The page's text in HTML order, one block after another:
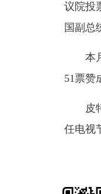
议院投
国副总
本月
51票赞
皮特·
任电视